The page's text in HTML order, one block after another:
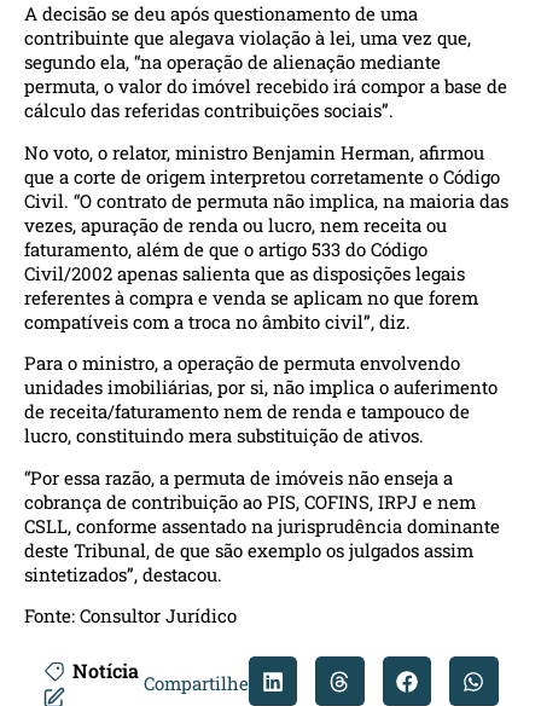
A decisão se deu após questionamento de uma
contribuinte que alegava violação à lei, uma vez que,
segundo ela, “na operação de alienação mediante
permuta, o valor do imóvel recebido irá compor a base de
cálculo das referidas contribuições sociais”.
No voto, o relator, ministro Benjamin Herman, afirmou
que a corte de origem interpretou corretamente o Código
Civil. “O contrato de permuta não implica, na maioria das
vezes, apuração de renda ou lucro, nem receita ou
faturamento, além de que o artigo 533 do Código
Civil/2002 apenas salienta que as disposições legais
referentes à compra e venda se aplicam no que forem
compatíveis com a troca no âmbito civil”, diz.
Para o ministro, a operação de permuta envolvendo
unidades imobiliárias, por si, não implica o auferimento
de receita/faturamento nem de renda e tampouco de
lucro, constituindo mera substituição de ativos.
“Por essa razão, a permuta de imóveis não enseja a
cobrança de contribuição ao PIS, COFINS, IRPJ e nem
CSLL, conforme assentado na jurisprudência dominante
deste Tribunal, de que são exemplo os julgados assim
sintetizados”, destacou.
Fonte: Consultor Jurídico
Notícia Compartilhe